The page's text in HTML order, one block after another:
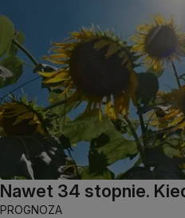
Nawet 34 stopnie.
PROGNOZA